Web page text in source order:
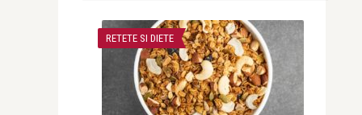
RETETE SI DIETE